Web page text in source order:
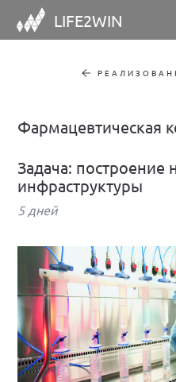
LIFE2WIN
Фармацевтическая
Задача: построение
инфраструктуры
5 дней
НАШИ